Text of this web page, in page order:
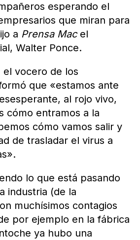
esperando el
que miran para
a Prensa Macel
Walter Ponce.
el vocero de los
que «estamos ante
al rojo vivo,
cómo entramos a la
cómo vamos salir y
de trasladar el virus a
lo que está pasando
industria (de la
muchísimos contagios
por ejemplo en la fábrica
ya hubo una